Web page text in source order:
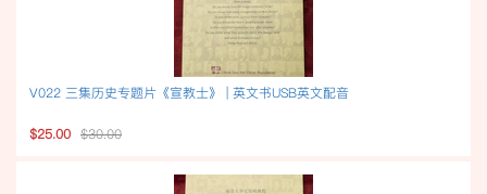
V022 三集历史专题片《宣教士》 | 英文书USB英文配音
$25.00 $30.00